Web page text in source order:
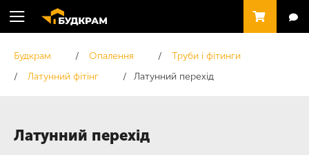
Латунний перехід
Будкрам Опалення
Труби і фітинги
Латунний фітінг
Латунний перехід